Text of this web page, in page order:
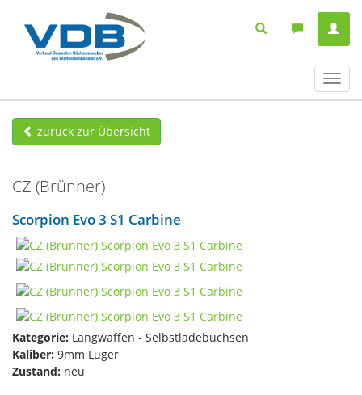
ein-/
zurück zur Übersicht
CZ (Brünner)
Scorpion Evo 3 S1 Carbine
Kategorie: Langwaffen - Selbstladebüchsen
Kaliber: 9mm Luger
Zustand: neu